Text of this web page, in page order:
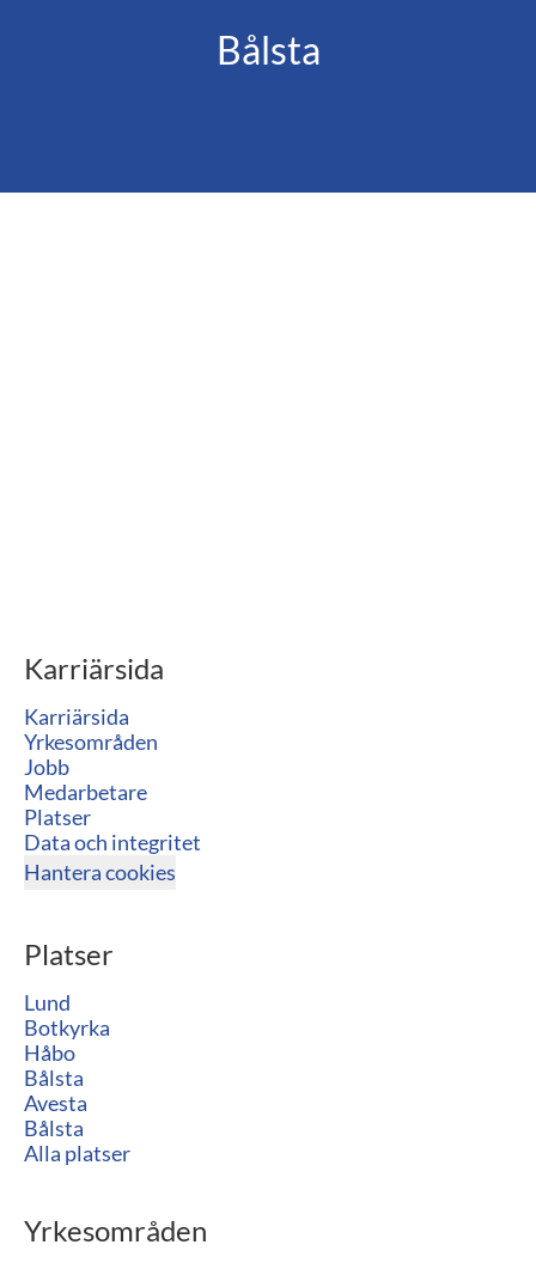
Bålsta
Karriärsida
Karriärsida
Yrkesområden
Jobb
Medarbetare
Platser
Data och integritet
Hantera cookies
Platser
Lund
Botkyrka
Håbo
Bålsta
Avesta
Bålsta
Alla platser
Yrkesområden